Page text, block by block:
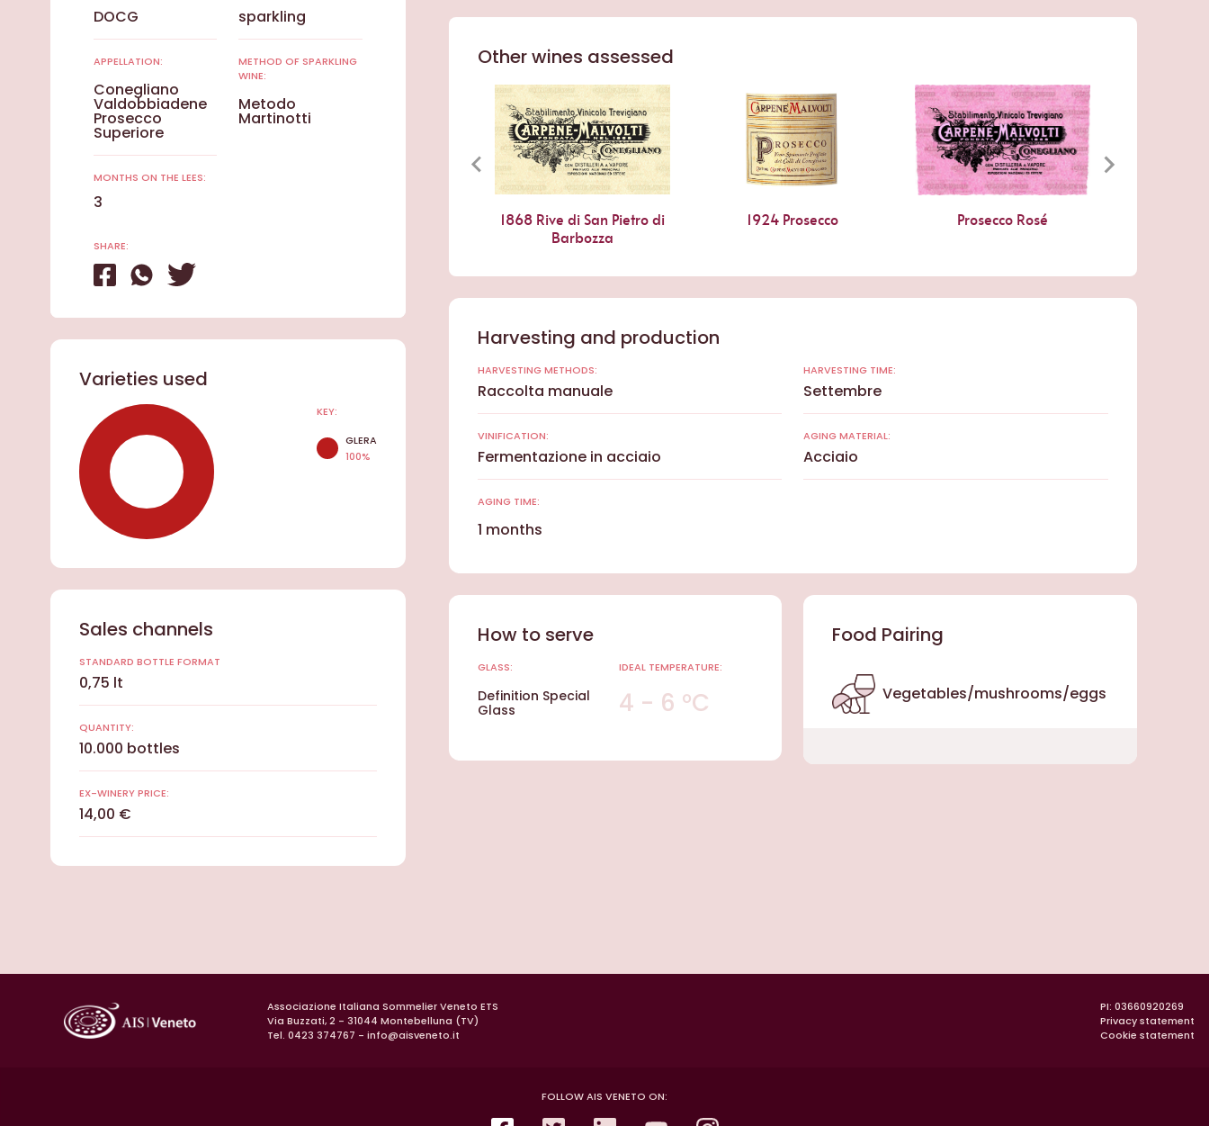
Other wines assessed
1868 Rive di San Pietro di
Barbozza
1924 Prosecco Prosecco Rosé
Harvesting and production
HARVESTING METHODS:
Raccolta manuale
HARVESTING TIME:
Settembre
VINIFICATION:
Fermentazione in acciaio
AGING MATERIAL:
Acciaio
AGING TIME:
1 months
How to serve
GLASS:
Definition Special
Glass
IDEAL TEMPERATURE:
4 - 6 °C
Food Pairing
Vegetables/mushrooms/eggs
DOCG sparkling
APPELLATION:
Conegliano
Valdobbiadene
Prosecco
Superiore
METHOD OF SPARKLING
WINE:
Metodo
Martinotti
MONTHS ON THE LEES:
3
SHARE:
Varieties used
KEY:
GLERA
100%
Sales channels
STANDARD BOTTLE FORMAT
0,75 lt
QUANTITY:
10.000 bottles
EX-WINERY PRICE:
14,00 €
Associazione Italiana Sommelier Veneto ETS
Via Buzzati, 2 - 31044 Montebelluna (TV)
Tel. 0423 374767 - info@aisveneto.it
PI: 03660920269
Privacy statement
Cookie statement
FOLLOW AIS VENETO ON: